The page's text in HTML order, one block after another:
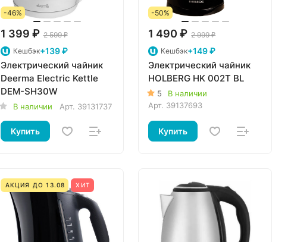
-46%
1 399 ₽ 2 599 ₽
Кешбэк+139 ₽
Электрический чайник
Deerma Electric Kettle
DEM-SH30W
В наличии Арт. 39131737
Купить
-50%
1 490 ₽ 2 999 ₽
Кешбэк+149 ₽
Электрический чайник
HOLBERG HK 002T BL
5
В наличии
Арт. 39137693
Купить
АКЦИЯ ДО 13.08 ХИТ